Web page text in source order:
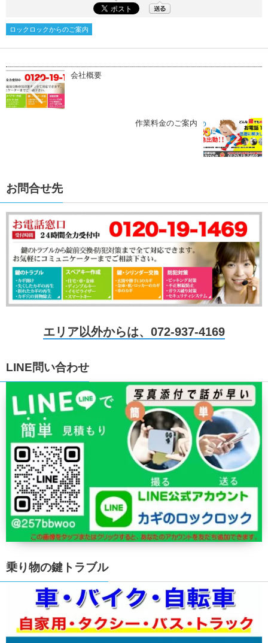
ロックロックからのご案内
会社概要
作業料金のご案内
お問合せ先
エリア以外からは、072-937-4169
LINE問い合わせ
乗り物の鍵トラブル